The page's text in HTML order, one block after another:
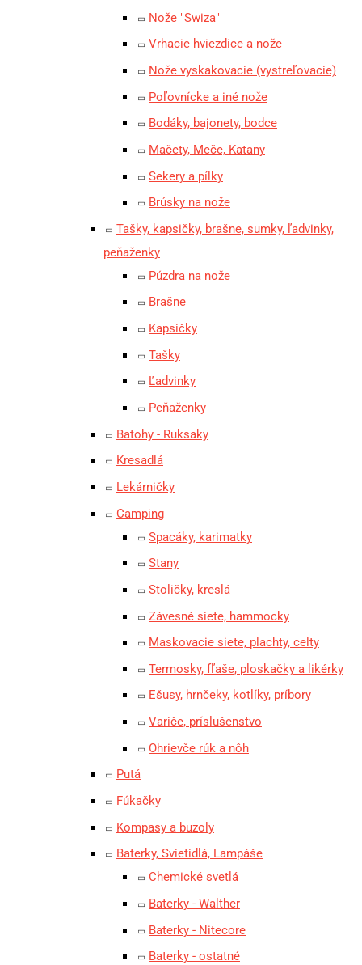
Nože "Swiza"
Vrhacie hviezdice a nože
Nože vyskakovacie (vystreľovacie)
Poľovnícke a iné nože
Bodáky, bajonety, bodce
Mačety, Meče, Katany
Sekery a pílky
Brúsky na nože
Tašky, kapsičky, brašne, sumky, ľadvinky,
peňaženky
Púzdra na nože
Brašne
Kapsičky
Tašky
Ľadvinky
Peňaženky
Batohy - Ruksaky
Kresadlá
Lekárničky
Camping
Spacáky, karimatky
Stany
Stoličky, kreslá
Závesné siete, hammocky
Maskovacie siete, plachty, celty
Termosky, fľaše, ploskačky a likérky
Ešusy, hrnčeky, kotlíky, príbory
Variče, príslušenstvo
Ohrievče rúk a nôh
Putá
Fúkačky
Kompasy a buzoly
Baterky, Svietidlá, Lampáše
Chemické svetlá
Baterky - Walther
Baterky - Nitecore
Baterky - ostatné